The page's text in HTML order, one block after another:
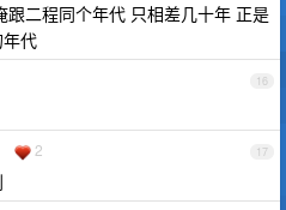
二程同个年代 只相差几十年 正是
代
16
17
2